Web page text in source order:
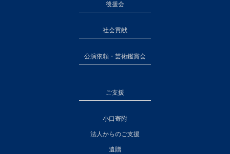
後援会
社会貢献
公演依頼・芸術鑑賞会
ご支援
小口寄附
法人からのご支援
遺贈